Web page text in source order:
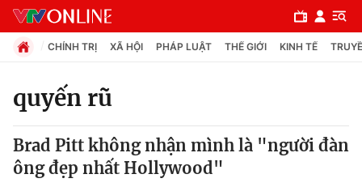
Chuyên mục
Chính trị
CHÍNH TRỊ XÃ HỘI PHÁP LUẬT THẾ GIỚI KINH TẾ
quyến rũ
Brad Pitt không nhận mình là "người đàn
ông đẹp nhất Hollywood"